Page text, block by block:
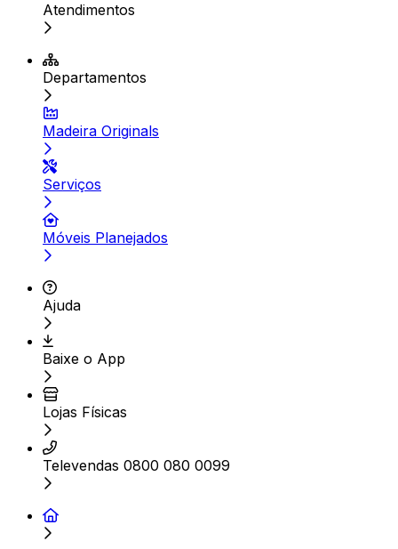
Atendimentos
Departamentos
Madeira Originals
Serviços
Móveis Planejados
Ajuda
Baixe o App
Lojas Físicas
Televendas 0800 080 0099